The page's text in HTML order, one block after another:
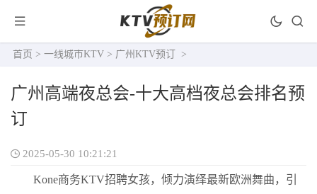
首页 > 一线城市KTV > 广州KTV预订 >
广州高端夜总会-十大高档夜总会排名预
订
2025-05-30 10:21:21
Kone商务KTV招聘女孩，倾力演绎最新欧洲舞曲，引